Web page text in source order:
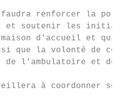
renforcer la
et soutenir les
maison d'accueil et qui
que la volonté de
de l'ambulatoire et du
veillera à coordonner